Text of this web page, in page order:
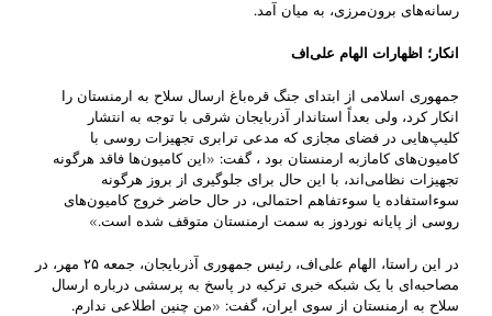
رسانه‌های برون‌مرزی، به میان آمد.
انکار؛ اظهارات الهام علی‌اف
جمهوری اسلامی از ابتدای جنگ قره‌باغ ارسال سلاح به ارمنستان را
انکار کرد، ولی بعداً استاندار آذربایجان شرقی با توجه به انتشار
کلیپ‌هایی در فضای مجازی که مدعی ترابری تجهیزات روسی با
کامیون‌های کامازبه ارمنستان بود ، گفت‌: «این کامیون‌ها فاقد هرگونه
تجهیزات نظامی‌اند، با این حال برای جلوگیری از بروز هرگونه
سوءاستفاده یا سوءتفاهم احتمالی، در حال حاضر خروج کامیون‌های
روسی از پایانه نوردوز به سمت ارمنستان متوقف شده است.»
در این راستا، الهام علی‌اف، رئیس جمهوری آذربایجان، جمعه ۲۵ مهر، در
مصاحبه‌ای با یک شبکه خبری ترکیه در پاسخ به پرسشی درباره ارسال
سلاح به ارمنستان از سوی ایران، گفت: «من چنین اطلاعی ندارم.